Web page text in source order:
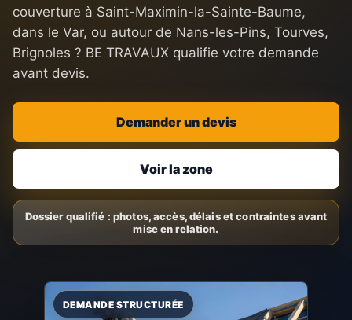
couverture à Saint-Maximin-la-Sainte-Baume,
dans le Var, ou autour de Nans-les-Pins, Tourves,
Brignoles ? BE TRAVAUX qualifie votre demande
avant devis.
Demander un devis
Voir la zone